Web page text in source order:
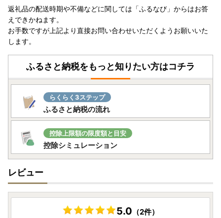
返礼品の配送時期や不備などに関しては「ふるなび」からはお答
えできかねます。
お手数ですが上記より直接お問い合わせいただくようお願いいた
します。
ふるさと納税をもっと知りたい方はコチラ
らくらく3ステップ
ふるさと納税の流れ
控除上限額の限度額と目安
控除シミュレーション
レビュー
5.0 （2件）